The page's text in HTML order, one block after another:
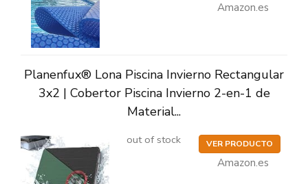
Amazon.es
Planenfux® Lona Piscina Invierno Rectangular
3x2 | Cobertor Piscina Invierno 2-en-1 de
Material...
out of stock VER PRODUCTO
Amazon.es